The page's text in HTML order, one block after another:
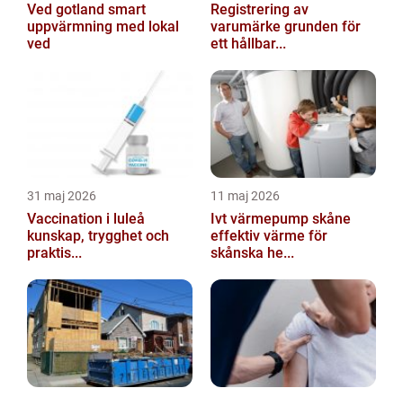
Ved gotland smart
uppvärmning med lokal
ved
Registrering av
varumärke grunden för
ett hållbar...
31 maj 2026
Vaccination i luleå
kunskap, trygghet och
praktis...
11 maj 2026
Ivt värmepump skåne
effektiv värme för
skånska he...